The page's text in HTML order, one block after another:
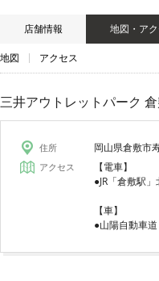
店舗情報 地図・ア
地図 アクセス
三井アウトレットパーク
住所 岡山県倉敷市
アクセス
【電車】
●JR「倉敷駅
【車】
●山陽自動車